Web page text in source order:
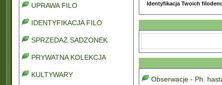
UPRAWA FILO
IDENTYFIKACJA FILO
SPRZEDAŻ SADZONEK
PRYWATNA KOLEKCJA
KULTYWARY
Identyfikacja Twoich
Obserwacje - Ph.